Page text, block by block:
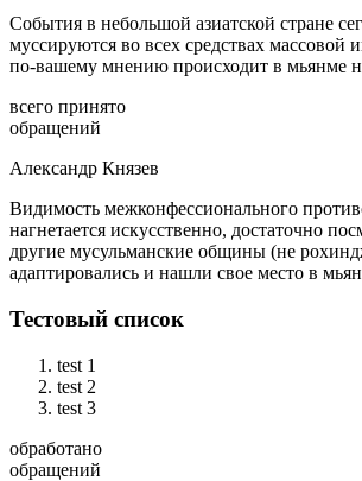
События в небольшой азиатской стране
муссируются во всех средствах массовой
по-вашему мнению происходит в мьянме
всего принято
обращений
Александр Князев
Видимость межконфессионального
нагнетается искусственно, достаточно
другие мусульманские общины (не
адаптировались и нашли свое место в
Тестовый список
test 1
test 2
test 3
обработано
обращений